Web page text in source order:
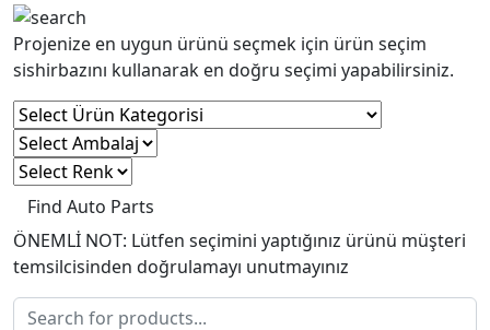
Projenize en uygun ürünü seçmek için ürün seçim
sishirbazını kullanarak en doğru seçimi yapabilirsiniz.
Find Auto Parts
ÖNEMLİ NOT: Lütfen seçimini yaptığınız ürünü müşteri
temsilcisinden doğrulamayı unutmayınız